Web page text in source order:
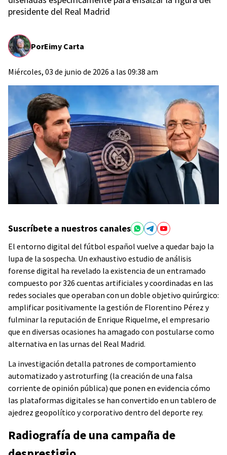
presidente del Real Madrid
PorEimy Carta
Miércoles, 03 de junio de 2026 a las 09:38 am
Suscríbete a nuestros canales
El entorno digital del fútbol español vuelve a quedar bajo la
lupa de la sospecha. Un exhaustivo estudio de análisis
forense digital ha revelado la existencia de un entramado
compuesto por 326 cuentas artificiales y coordinadas en las
redes sociales que operaban con un doble objetivo quirúrgico:
amplificar positivamente la gestión de Florentino Pérez y
fulminar la reputación de Enrique Riquelme, el empresario
que en diversas ocasiones ha amagado con postularse como
alternativa en las urnas del Real Madrid.
La investigación detalla patrones de comportamiento
automatizado y astroturfing (la creación de una falsa
corriente de opinión pública) que ponen en evidencia cómo
las plataformas digitales se han convertido en un tablero de
ajedrez geopolítico y corporativo dentro del deporte rey.
Radiografía de una campaña de